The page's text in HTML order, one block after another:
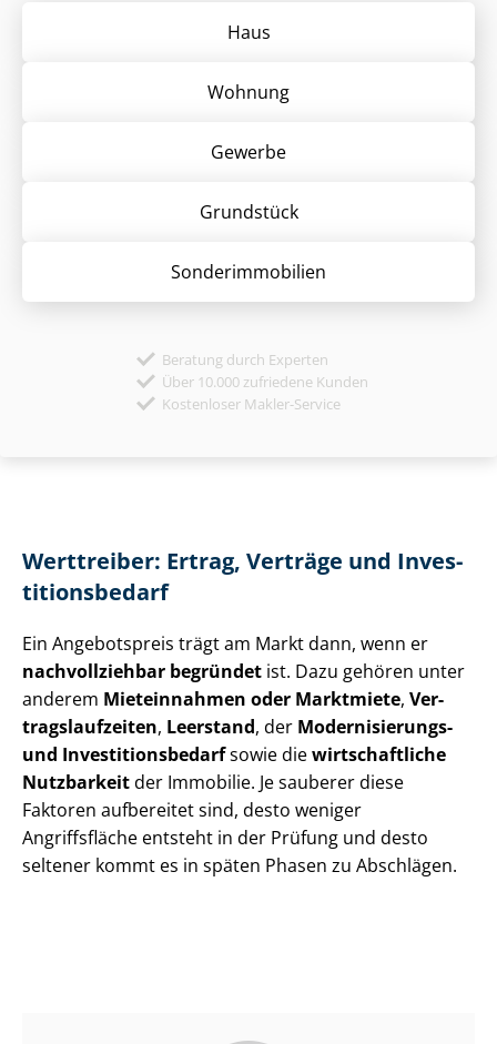
Haus
Wohnung
Gewerbe
Grund­stück
Sonder­immobilien
Beratung durch Experten
Über 10.000 zufriedene Kunden
Kostenloser Makler-Service
Werttreiber: Ertrag, Verträge und In­ves­
ti­ti­ons­be­darf
Ein Angebotspreis trägt am Markt dann, wenn er
nachvollziehbar begründet ist. Dazu gehören unter
anderem Mieteinnahmen oder Marktmiete, Ver­
trags­lauf­zei­ten, Leerstand, der Modernisierungs-
und In­ves­ti­ti­ons­be­darfsowie diewirtschaftliche
Nutzbarkeitder Immobilie. Je sauberer diese
Faktoren aufbereitet sind, desto weniger
Angriffsfläche entsteht in der Prüfung und desto
seltener kommt es in späten Phasen zu Abschlägen.